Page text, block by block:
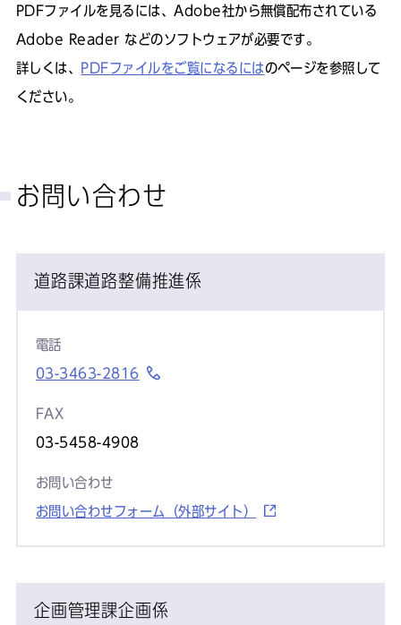
PDFファイルを見るには、Adobe社から無償配布されている
Adobe Reader などのソフトウェアが必要です。
詳しくは、 PDFファイルをご覧になるにはのページを参照して
ください。
お問い合わせ
道路課道路整備推進係
電話
03-3463-2816
FAX
03-5458-4908
お問い合わせ
お問い合わせフォーム（外部サイト）
企画管理課企画係